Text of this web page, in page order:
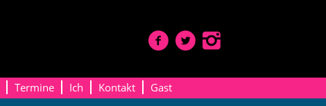
Termine Ich Kontakt
Gast